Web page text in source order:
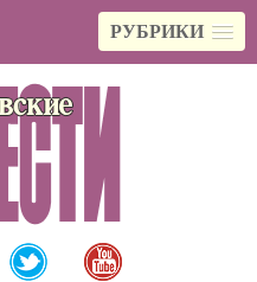
РУБРИКИ